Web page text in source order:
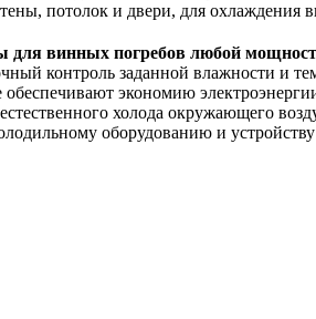
потолок и двери, для охлаждения
для винных погребов любой
контроль заданной влажности и
экономию
холода окружающего
оборудованию и